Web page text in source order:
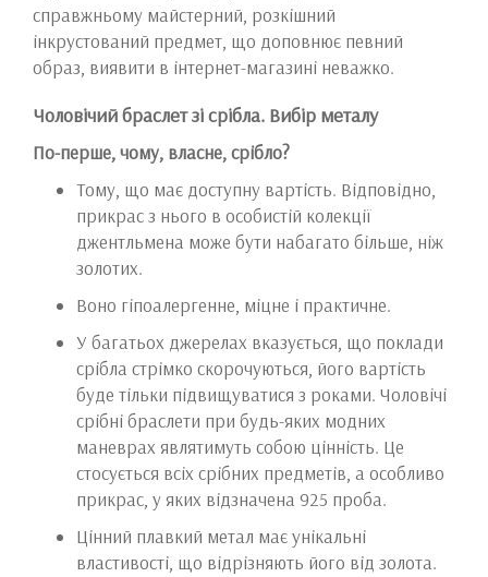
справжньому майстерний, розкішний
інкрустований предмет, що доповнює певний
образ, виявити в інтернет-магазині неважко.
Чоловічий браслет зі срібла. Вибір металу
По-перше, чому, власне, срібло?
Тому, що має доступну вартість. Відповідно,
прикрас з нього в особистій колекції
джентльмена може бути набагато більше, ніж
золотих.
Воно гіпоалергенне, міцне і практичне.
У багатьох джерелах вказується, що поклади
срібла стрімко скорочуються, його вартість
буде тільки підвищуватися з роками. Чоловічі
срібні браслети при будь-яких модних
маневрах являтимуть собою цінність. Це
стосується всіх срібних предметів, а особливо
прикрас, у яких відзначена 925 проба.
Цінний плавкий метал має унікальні
властивості, що відрізняють його від золота.